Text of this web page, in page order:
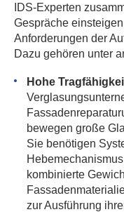
IDS-Experten
Gespräche
Anforderungen der
Dazu gehören unter
Hohe
bewegen große
Sie benötigen
kombinierte
zur Ausführung